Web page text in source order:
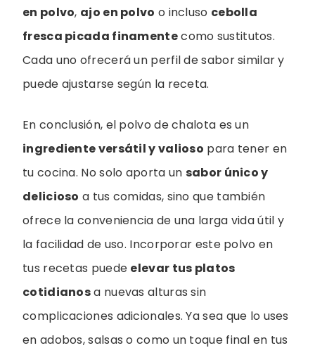
en polvo, ajo en polvo o incluso cebolla
fresca picada finamentecomo sustitutos.
Cada uno ofrecerá un perfil de sabor similar y
puede ajustarse según la receta.
En conclusión, el polvo de chalota es un
ingrediente versátil y valioso para tener en
tu cocina. No solo aporta un sabor único y
delicioso a tus comidas, sino que también
ofrece la conveniencia de una larga vida útil y
la facilidad de uso. Incorporar este polvo en
tus recetas puede elevar tus platos
cotidianosa nuevas alturas sin
complicaciones adicionales. Ya sea que lo uses
en adobos, salsas o como un toque final en tus